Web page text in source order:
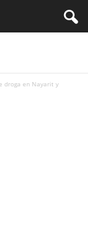
droga en Nayarit y